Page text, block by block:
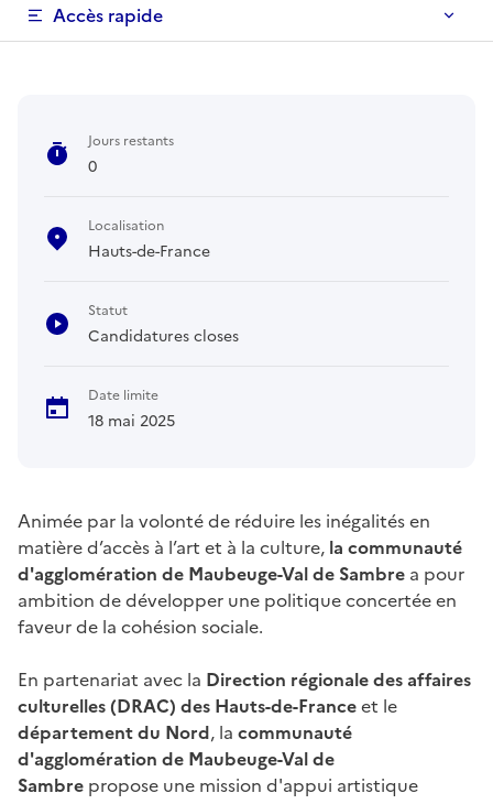
Accès rapide
Jours restants
0
Localisation
Hauts-de-France
Statut
Candidatures closes
Date limite
18 mai 2025
Animée par la volonté de réduire les inégalités en
matière d’accès à l’art et à la culture, la communauté
d'agglomération de Maubeuge-Val de Sambre a pour
ambition de développer une politique concertée en
faveur de la cohésion sociale.
En partenariat avec la Direction régionale des affaires
culturelles (DRAC) des Hauts-de-Franceet le
département du Nord, la communauté
d'agglomération de Maubeuge-Val de
Sambre propose une mission d'appui artistique